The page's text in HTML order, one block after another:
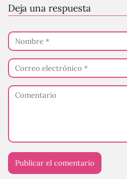
Deja una respuesta